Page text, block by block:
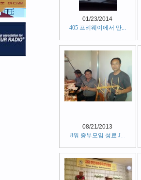
01/23/2014
405 프리웨이에서 만...
08/21/2013
8워 중부모임 성료 J...